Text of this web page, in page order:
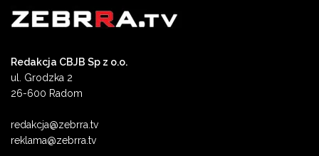
Redakcja CBJB Sp z o.o.
ul. Grodzka 2
26-600 Radom
redakcja@zebrra.tv
reklama@zebrra.tv